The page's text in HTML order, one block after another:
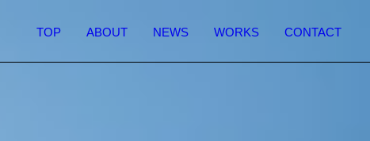
TOP ABOUT NEWS WORKS CONTACT